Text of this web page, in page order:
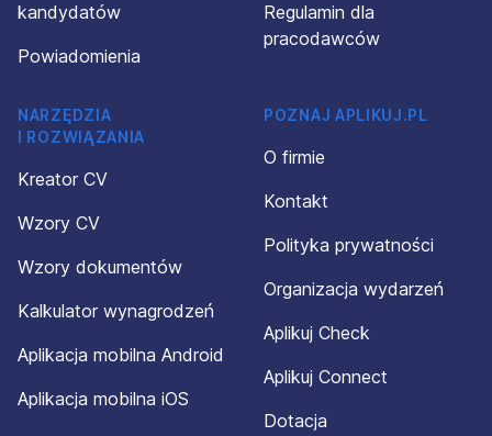
kandydatów
Powiadomienia
Regulamin dla
pracodawców
NARZĘDZIA
I ROZWIĄZANIA
Kreator CV
Wzory CV
Wzory dokumentów
Kalkulator wynagrodzeń
Aplikacja mobilna Android
Aplikacja mobilna iOS
POZNAJ APLIKUJ.PL
O firmie
Kontakt
Polityka prywatności
Organizacja wydarzeń
Aplikuj Check
Aplikuj Connect
Dotacja